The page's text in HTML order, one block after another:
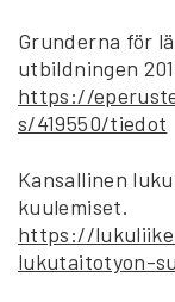
Grunderna för
utbildningen
https://
s/419550/tiedot
Kansallinen
kuulemiset.
https://
lukutaitotyon-